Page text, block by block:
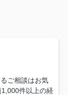
ご相談はお気
件以上の経